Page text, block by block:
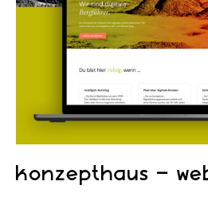
konzepthaus –